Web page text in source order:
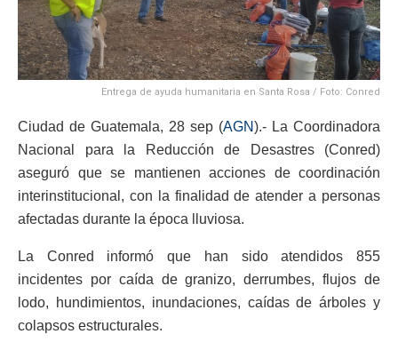
Entrega de ayuda humanitaria en Santa Rosa / Foto: Conred
Ciudad de Guatemala, 28 sep (AGN).- La Coordinadora
Nacional para la Reducción de Desastres (Conred)
aseguró que se mantienen acciones de coordinación
interinstitucional, con la finalidad de atender a personas
afectadas durante la época lluviosa.
La Conred informó que han sido atendidos 855
incidentes por caída de granizo, derrumbes, flujos de
lodo, hundimientos, inundaciones, caídas de árboles y
colapsos estructurales.